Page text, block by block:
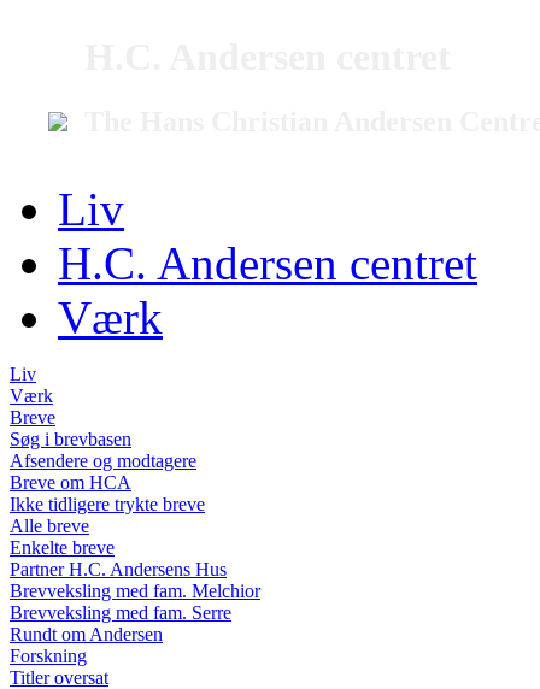
Liv
H.C. Andersen centret
Værk
Liv
Værk
Breve
Søg i brevbasen
Afsendere og modtagere
Breve om HCA
Ikke tidligere trykte breve
Alle breve
Enkelte breve
Partner H.C. Andersens Hus
Brevveksling med fam. Melchior
Brevveksling med fam. Serre
Rundt om Andersen
Forskning
Titler oversat